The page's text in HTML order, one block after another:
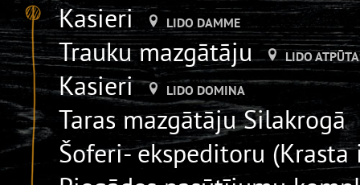
Kasieri LIDO DAMME
Trauku mazgātāju LIDO
Kasieri LIDO DOMINA
Taras mazgātāju Silakrogā
Šoferi- ekspeditoru